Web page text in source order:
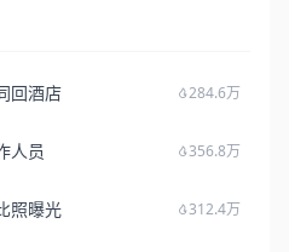
回酒店 284.6万
人员 356.8万
照曝光 312.4万